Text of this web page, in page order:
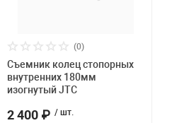
(0)
Съемник колец стопорных
внутренних 180мм
изогнутый JTC
2 400 ₽ / шт.